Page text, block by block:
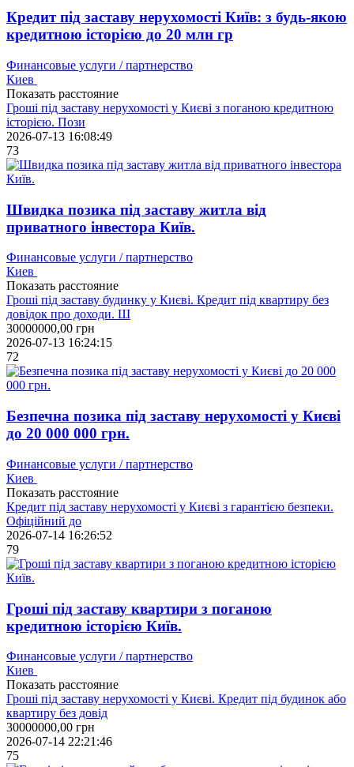
Кредит під заставу нерухомості Київ: з будь-якою
кредитною історією до 20 млн гр
Финансовые услуги / партнерство
Киев
Показать расстояние
Гроші під заставу нерухомості у Києві з поганою кредитною
історією. Пози
2026-07-13 16:08:49
73
Швидка позика під заставу житла від
приватного інвестора Київ.
Финансовые услуги / партнерство
Киев
Показать расстояние
Гроші під заставу будинку у Києві. Кредит під квартиру без
довідок про доходи. Ш
30000000,00 грн
2026-07-13 16:24:15
72
Безпечна позика під заставу нерухомості у Києві
до 20 000 000 грн.
Финансовые услуги / партнерство
Киев
Показать расстояние
Кредит під заставу нерухомості у Києві з гарантією безпеки.
Офіційний до
2026-07-14 16:26:52
79
Гроші під заставу квартири з поганою
кредитною історією Київ.
Финансовые услуги / партнерство
Киев
Показать расстояние
Гроші під заставу нерухомості у Києві. Кредит під будинок або
квартиру без довід
30000000,00 грн
2026-07-14 22:21:46
75